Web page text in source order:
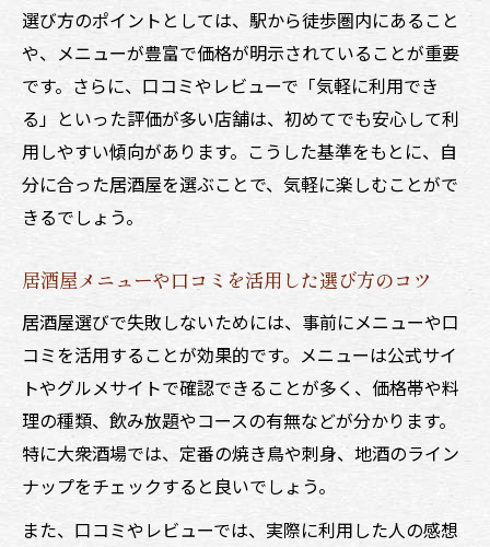
選び方のポイントとしては、駅から徒歩圏内にあること
や、メニューが豊富で価格が明示されていることが重要
です。さらに、口コミやレビューで「気軽に利用でき
る」といった評価が多い店舗は、初めてでも安心して利
用しやすい傾向があります。こうした基準をもとに、自
分に合った居酒屋を選ぶことで、気軽に楽しむことがで
きるでしょう。
居酒屋メニューや口コミを活用した選び方のコツ
居酒屋選びで失敗しないためには、事前にメニューや口
コミを活用することが効果的です。メニューは公式サイ
トやグルメサイトで確認できることが多く、価格帯や料
理の種類、飲み放題やコースの有無などが分かります。
特に大衆酒場では、定番の焼き鳥や刺身、地酒のライン
ナップをチェックすると良いでしょう。
また、口コミやレビューでは、実際に利用した人の感想